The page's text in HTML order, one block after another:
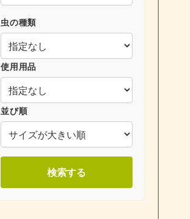
虫の種類
使用用品
並び順
検索する